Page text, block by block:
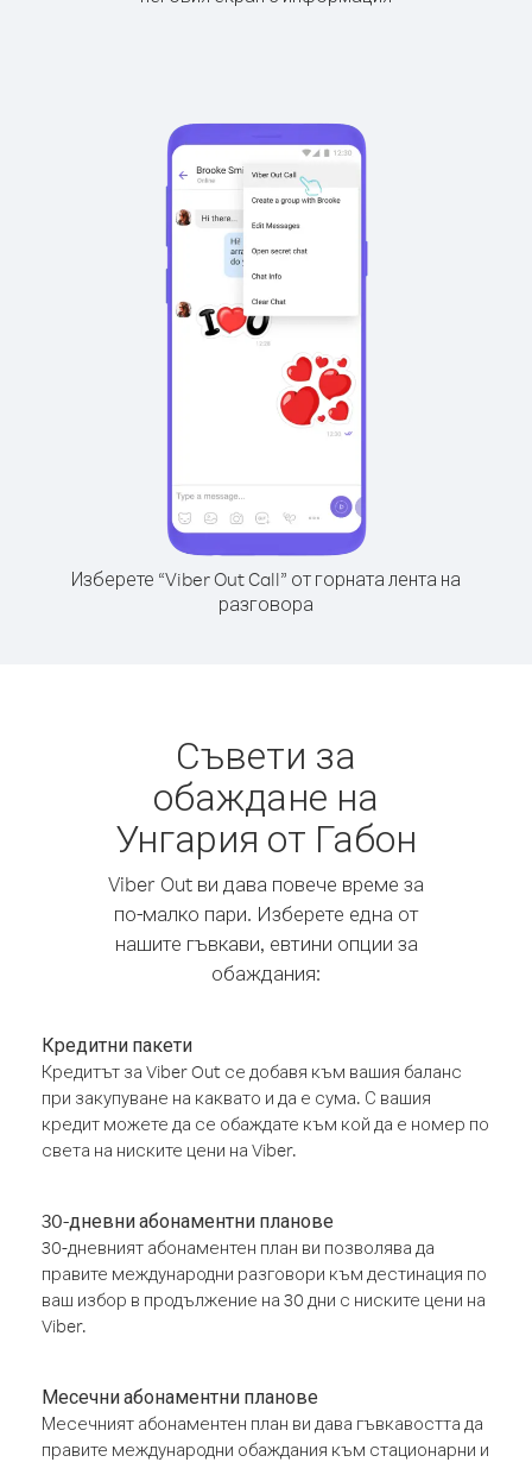
Изберете “Viber Out Call” от горната лента на
разговора
Съвети за
обаждане на
Унгария от Габон
Viber Out ви дава повече време за
по-малко пари. Изберете една от
нашите гъвкави, евтини опции за
обаждания:
Кредитни пакети
Кредитът за Viber Out се добавя към вашия баланс
при закупуване на каквато и да е сума. С вашия
кредит можете да се обаждате към кой да е номер по
света на ниските цени на Viber.
30-дневни абонаментни планове
30-дневният абонаментен план ви позволява да
правите международни разговори към дестинация по
ваш избор в продължение на 30 дни с ниските цени на
Viber.
Месечни абонаментни планове
Месечният абонаментен план ви дава гъвкавостта да
правите международни обаждания към стационарни и